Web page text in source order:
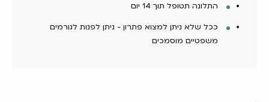
התלונה תטופל תוך 14 יום
ככל שלא ניתן למצוא פתרון - ניתן לפנות לגורמים
משפטיים מוסמכים